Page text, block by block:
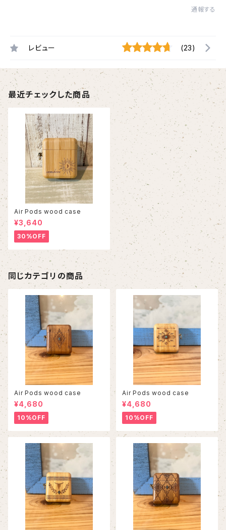
通報する
レビュー (23)
最近チェックした商品
Air Pods wood case
¥3,640
30%OFF
同じカテゴリの商品
Air Pods wood case
¥4,680
10%OFF
Air Pods wood case
¥4,680
10%OFF